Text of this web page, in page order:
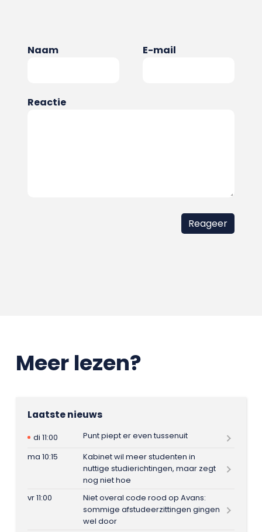
Naam E-mail
Reactie
Meer lezen?
Laatste nieuws
di 11:00
Punt piept er even tussenuit
ma 10:15
Kabinet wil meer studenten in
nuttige studierichtingen, maar zegt
nog niet hoe
vr 11:00
Niet overal code rood op Avans:
sommige afstudeerzittingen gingen
wel door